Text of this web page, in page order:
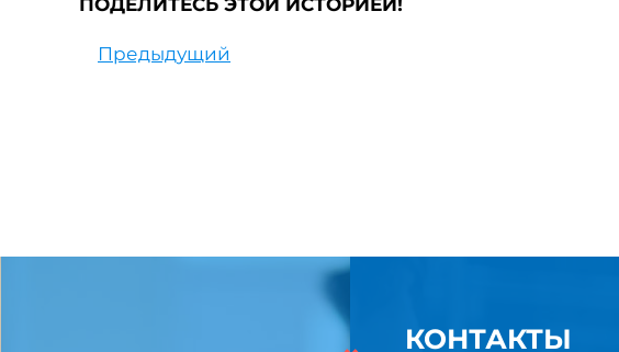
ПОДЕЛИТЕСЬ ЭТОЙ ИСТОРИЕЙ!
Предыдущий
КОНТАКТЫ